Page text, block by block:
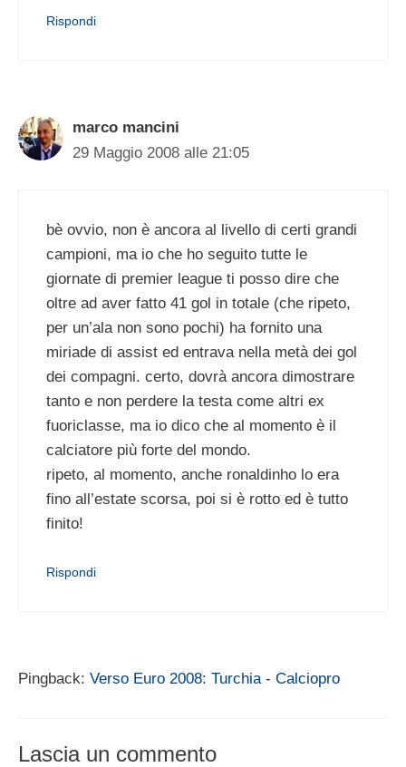
Rispondi
marco mancini
29 Maggio 2008 alle 21:05
bè ovvio, non è ancora al livello di certi grandi
campioni, ma io che ho seguito tutte le
giornate di premier league ti posso dire che
oltre ad aver fatto 41 gol in totale (che ripeto,
per un’ala non sono pochi) ha fornito una
miriade di assist ed entrava nella metà dei gol
dei compagni. certo, dovrà ancora dimostrare
tanto e non perdere la testa come altri ex
fuoriclasse, ma io dico che al momento è il
calciatore più forte del mondo.
ripeto, al momento, anche ronaldinho lo era
fino all’estate scorsa, poi si è rotto ed è tutto
finito!
Rispondi
Pingback: Verso Euro 2008: Turchia - Calciopro
Lascia un commento